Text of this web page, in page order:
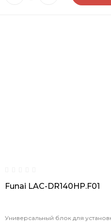
Funai LAC-DR140HP.F01
Универсальный блок для